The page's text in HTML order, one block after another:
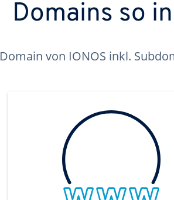
Domains so
Domain von IONOS inkl.